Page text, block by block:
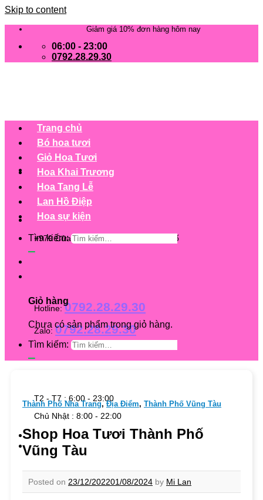
Skip to content
Giảm giá 10% đơn hàng hôm nay
06:00 - 23:00
0792.28.29.30
+979 Cửa hàng trên 63 tỉnh/ thành phố
Hotline:0792.28.29.30
Zalo: 0792.28.29.30
T2 - T7 : 6:00 - 23:00
Chủ Nhật : 8:00 - 22:00
Trang chủ
Bó hoa tươi
Giỏ Hoa Tươi
Hoa Khai Trương
Hoa Tang Lễ
Lan Hồ Điệp
Hoa sự kiện
Tìm kiếm:
Giỏ hàng
Chưa có sản phẩm trong giỏ hàng.
Tìm kiếm:
Thành Phố Nha Trang,Địa Điểm, Thành Phố Vũng Tàu
Shop Hoa Tươi Thành Phố
Vũng Tàu
Posted on 23/12/202201/08/2024 by Mi Lan